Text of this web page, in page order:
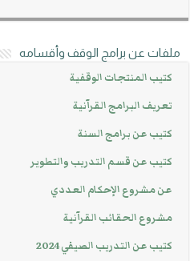
ملفات عن برامج الوقف وأقسامه
كتيب المنتجات الوقفية
تعريف البرامج القرآنية
كتيب عن برامج السنة
كتيب عن قسم التدريب والتطوير
عن مشروع الإحكام العددي
مشروع الحقائب القرآنية
كتيب عن التدريب الصيفي 2024